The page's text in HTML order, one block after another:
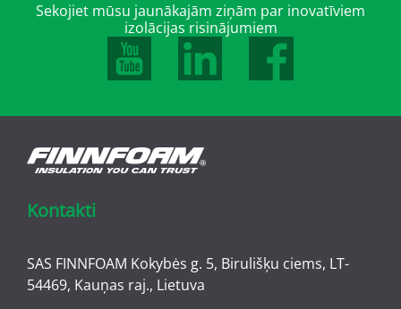
Sekojiet mūsu jaunākajām ziņām par inovatīviem
izolācijas risinājumiem
Kontakti
SAS FINNFOAM Kokybės g. 5, Birulišķu ciems, LT-
54469, Kauņas raj., Lietuva